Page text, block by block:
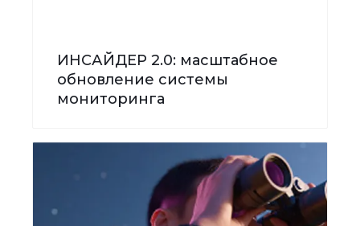
ИНСАЙДЕР 2.0: масштабное
обновление системы
мониторинга